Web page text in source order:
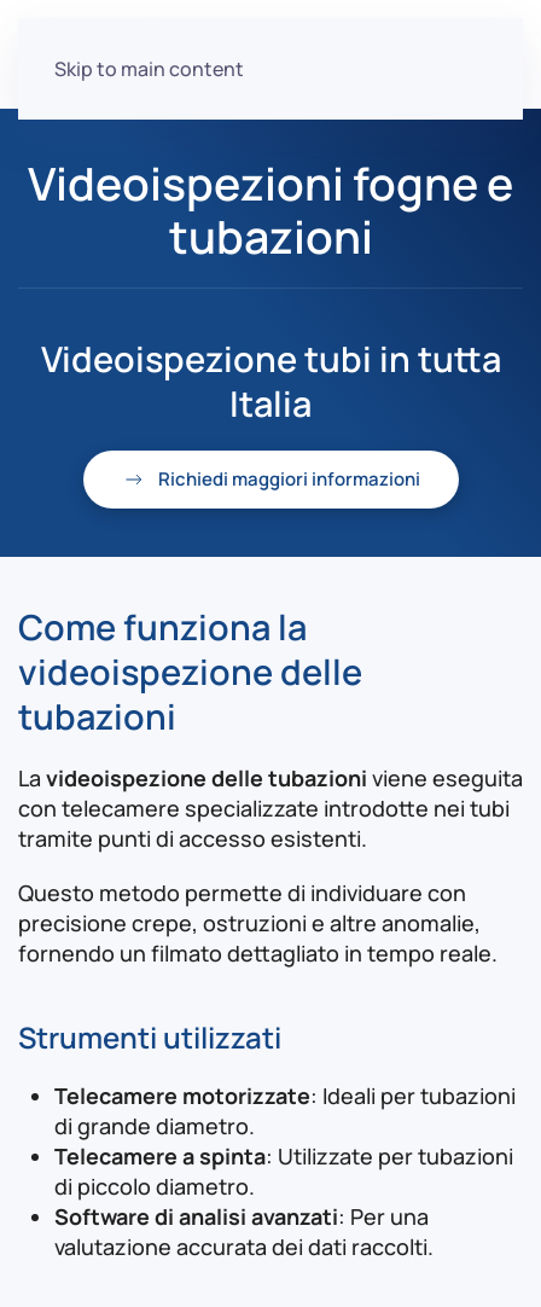
Skip to main content
Videoispezioni fogne e
tubazioni
Videoispezione tubi in tutta
Italia
Richiedi maggiori informazioni
Come funziona la
videoispezione delle
tubazioni
La videoispezione delle tubazioni viene eseguita
con telecamere specializzate introdotte nei tubi
tramite punti di accesso esistenti.
Questo metodo permette di individuare con
precisione crepe, ostruzioni e altre anomalie,
fornendo un filmato dettagliato in tempo reale.
Strumenti utilizzati
Telecamere motorizzate: Ideali per tubazioni
di grande diametro.
Telecamere a spinta: Utilizzate per tubazioni
di piccolo diametro.
Software di analisi avanzati: Per una
valutazione accurata dei dati raccolti.